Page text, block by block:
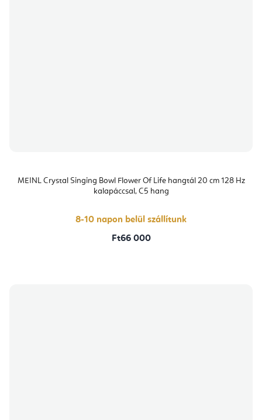
MEINL Crystal Singing Bowl Flower Of Life hangtál 20 cm 128 Hz
kalapáccsal, C5 hang
8-10 napon belül szállítunk
Ft66 000